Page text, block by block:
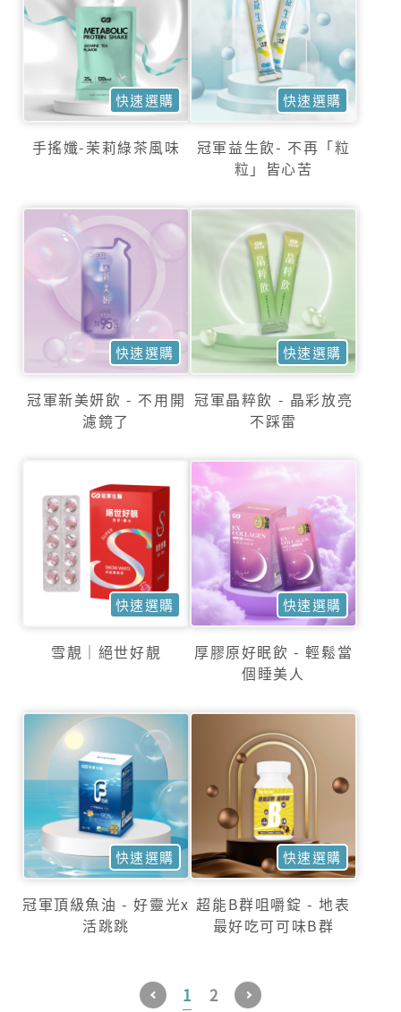
快速選購
手搖孅-茉莉綠茶風味
快速選購
冠軍益生飲- 不再「粒
粒」皆心苦
快速選購
冠軍新美妍飲 - 不用開
濾鏡了
快速選購
冠軍晶粹飲 - 晶彩放亮
不踩雷
快速選購
雪靚｜絕世好靚
快速選購
厚膠原好眠飲 - 輕鬆當
個睡美人
快速選購
冠軍頂級魚油 - 好靈光x
活跳跳
快速選購
超能B群咀嚼錠 - 地表
最好吃可可味B群
1 2